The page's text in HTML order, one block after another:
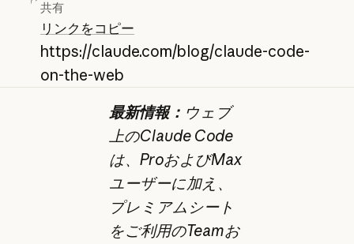
共有
リンクをコピー
https://claude.com/blog/claude-code-
on-the-web
最新情報： ウェブ
上のClaude Code
は、ProおよびMax
ユーザーに加え、
プレミアムシート
をご利用のTeamお